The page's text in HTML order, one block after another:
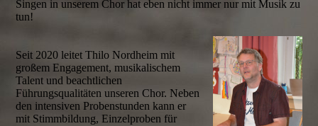
Singen in unserem Chor hat eben nicht immer nur mit Musik zu
tun!
Seit 2020 leitet Thilo Nordheim mit
großem Engagement, musikalischem
Talent und beachtlichen
Führungsqualitäten unseren Chor. Neben
den intensiven Probenstunden kann er
mit Stimmbildung, Einzelproben für